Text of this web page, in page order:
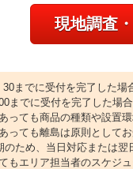
現地調査
までに受付を完了した場
までに受付を完了した場合
っても商品の種類や設置
っても離島は原則としてお
ため、当日対応または翌
もエリア担当者のスケジ